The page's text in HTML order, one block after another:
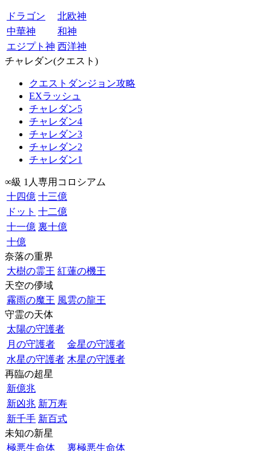
ドラゴン
北欧神
中華神
和神
エジプト神 西洋神
チャレダン(クエスト)
クエストダンジョン攻略
EXラッシュ
チャレダン5
チャレダン4
チャレダン3
チャレダン2
チャレダン1
∞級 1人専用コロシアム
十四億 十三億
ドット 十二億
十一億 裏十億
十億
奈落の重界
大樹の霊王 紅蓮の機王
天空の儚域
霧雨の魔王 風雲の龍王
守霊の天体
太陽の守護者
月の守護者
金星の守護者
水星の守護者 木星の守護者
再臨の超星
新億兆
新凶兆 新万寿
新千手 新百式
未知の新星
極悪生命体
裏極悪生命体